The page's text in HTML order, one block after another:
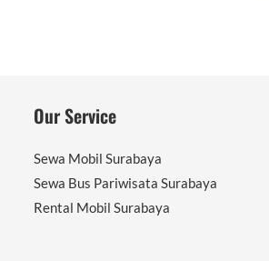
Our Service
Sewa Mobil Surabaya
Sewa Bus Pariwisata Surabaya
Rental Mobil Surabaya